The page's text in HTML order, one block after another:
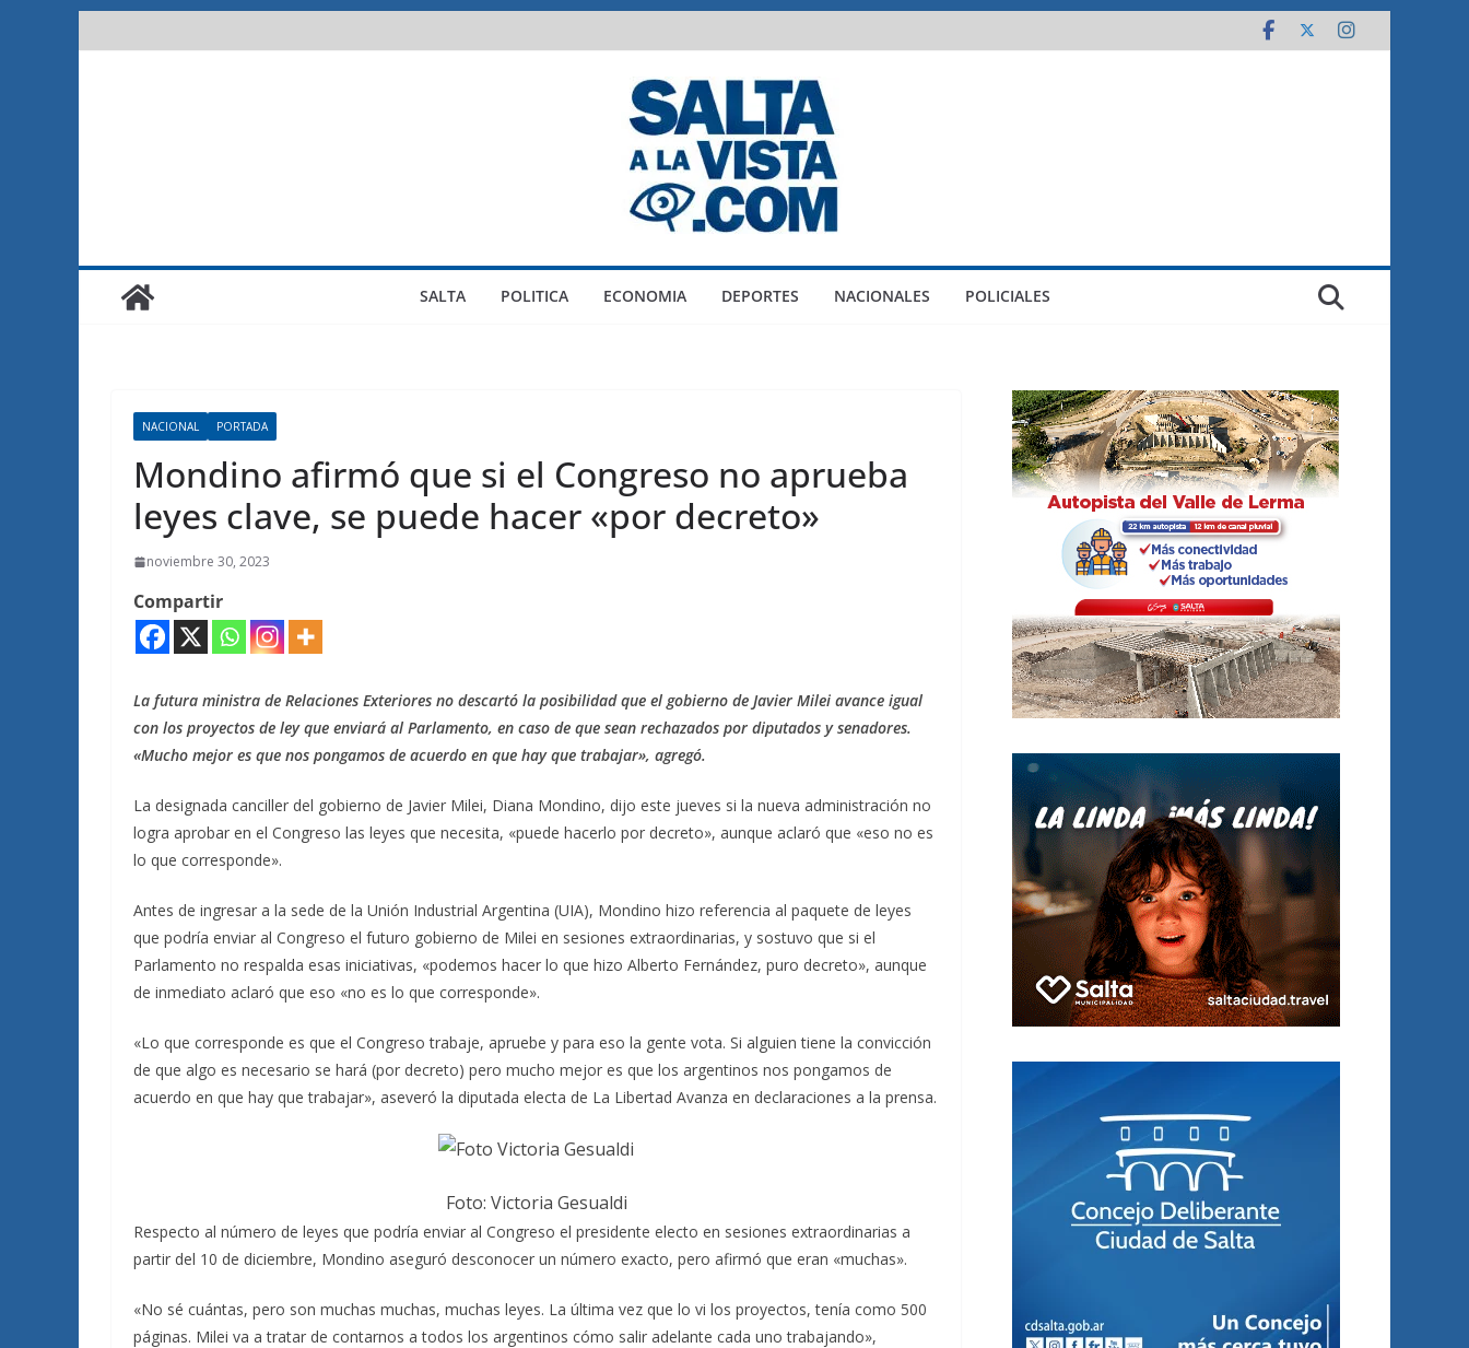
al
SALTA POLITICA ECONOMIA DEPORTES NACIONALES POLICIALES
NACIONAL PORTADA
Mondino afirmó que si el Congreso no aprueba
leyes clave, se puede hacer «por decreto»
noviembre 30, 2023
Compartir
La futura ministra de Relaciones Exteriores no descartó la posibilidad que el gobierno de Javier Milei avance igual
con los proyectos de ley que enviará al Parlamento, en caso de que sean rechazados por diputados y senadores.
«Mucho mejor es que nos pongamos de acuerdo en que hay que trabajar», agregó.
La designada canciller del gobierno de Javier Milei, Diana Mondino, dijo este jueves si la nueva administración no
logra aprobar en el Congreso las leyes que necesita, «puede hacerlo por decreto», aunque aclaró que «eso no es
lo que corresponde».
Antes de ingresar a la sede de la Unión Industrial Argentina (UIA), Mondino hizo referencia al paquete de leyes
que podría enviar al Congreso el futuro gobierno de Milei en sesiones extraordinarias, y sostuvo que si el
Parlamento no respalda esas iniciativas, «podemos hacer lo que hizo Alberto Fernández, puro decreto», aunque
de inmediato aclaró que eso «no es lo que corresponde».
«Lo que corresponde es que el Congreso trabaje, apruebe y para eso la gente vota. Si alguien tiene la convicción
de que algo es necesario se hará (por decreto) pero mucho mejor es que los argentinos nos pongamos de
acuerdo en que hay que trabajar», aseveró la diputada electa de La Libertad Avanza en declaraciones a la prensa.
Foto: Victoria Gesualdi
Respecto al número de leyes que podría enviar al Congreso el presidente electo en sesiones extraordinarias a
partir del 10 de diciembre, Mondino aseguró desconocer un número exacto, pero afirmó que eran «muchas».
«No sé cuántas, pero son muchas muchas, muchas leyes. La última vez que lo vi los proyectos, tenía como 500
páginas. Milei va a tratar de contarnos a todos los argentinos cómo salir adelante cada uno trabajando»,